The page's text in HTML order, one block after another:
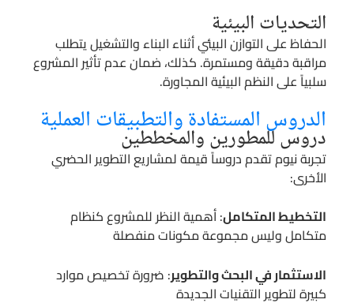
التحديات البيئية
الحفاظ على التوازن البيئي أثناء البناء والتشغيل يتطلب
مراقبة دقيقة ومستمرة. كذلك، ضمان عدم تأثير المشروع
سلبياً على النظم البيئية المجاورة.
الدروس المستفادة والتطبيقات العملية
دروس للمطورين والمخططين
تجربة نيوم تقدم دروساً قيمة لمشاريع التطوير الحضري
الأخرى:
التخطيط المتكامل: أهمية النظر للمشروع كنظام
متكامل وليس مجموعة مكونات منفصلة
الاستثمار في البحث والتطوير: ضرورة تخصيص موارد
كبيرة لتطوير التقنيات الجديدة